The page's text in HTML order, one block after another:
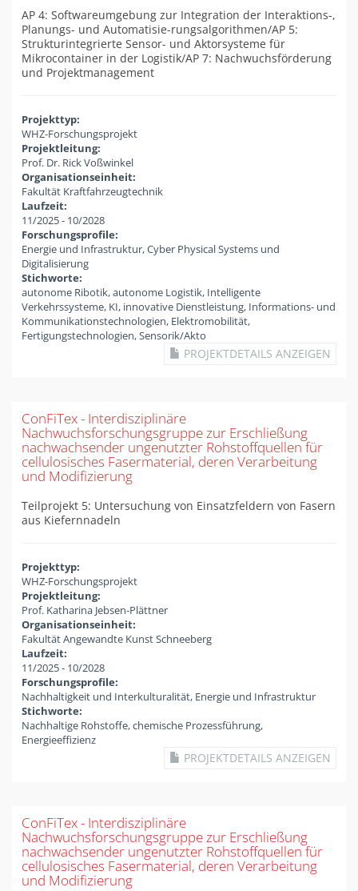
AP 4: Softwareumgebung zur Integration der Interaktions-,
Planungs- und Automatisie-rungsalgorithmen/AP 5:
Strukturintegrierte Sensor- und Aktorsysteme für
Mikrocontainer in der Logistik/AP 7: Nachwuchsförderung
und Projektmanagement
Projekttyp:
WHZ-Forschungsprojekt
Projektleitung:
Prof. Dr. Rick Voßwinkel
Organisationseinheit:
Fakultät Kraftfahrzeugtechnik
Laufzeit:
11/2025- 10/2028
Forschungsprofile:
Energie und Infrastruktur, Cyber Physical Systems und
Digitalisierung
Stichworte:
autonome Ribotik, autonome Logistik, Intelligente
Verkehrssysteme, KI, innovative Dienstleistung, Informations- und
Kommunikationstechnologien, Elektromobilität,
Fertigungstechnologien, Sensorik/Akto
PROJEKTDETAILS ANZEIGEN
ConFiTex - Interdisziplinäre
Nachwuchsforschungsgruppe zur Erschließung
nachwachsender ungenutzter Rohstoffquellen für
cellulosisches Fasermaterial, deren Verarbeitung
und Modifizierung
Teilprojekt 5: Untersuchung von Einsatzfeldern von Fasern
aus Kiefernnadeln
Projekttyp:
WHZ-Forschungsprojekt
Projektleitung:
Prof. Katharina Jebsen-Plättner
Organisationseinheit:
Fakultät Angewandte Kunst Schneeberg
Laufzeit:
11/2025- 10/2028
Forschungsprofile:
Nachhaltigkeit und Interkulturalität, Energie und Infrastruktur
Stichworte:
Nachhaltige Rohstoffe, chemische Prozessführung,
Energieeffizienz
PROJEKTDETAILS ANZEIGEN
ConFiTex - Interdisziplinäre
Nachwuchsforschungsgruppe zur Erschließung
nachwachsender ungenutzter Rohstoffquellen für
cellulosisches Fasermaterial, deren Verarbeitung
und Modifizierung